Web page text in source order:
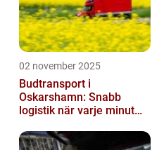
02 november 2025
Budtransport i
Oskarshamn: Snabb
logistik när varje minut